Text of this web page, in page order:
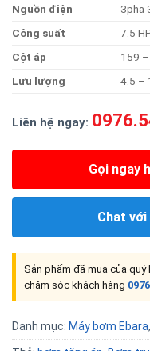
Nguồn điện
3pha
Công suất
7.5
Cột áp
159
Lưu lượng 4.5 –
Liên hệ ngay:
Gọi ngay
Chat với
Sản phẩm đã mua của
chăm sóc khách hàng
Danh mục: Máy bơm Ebara,